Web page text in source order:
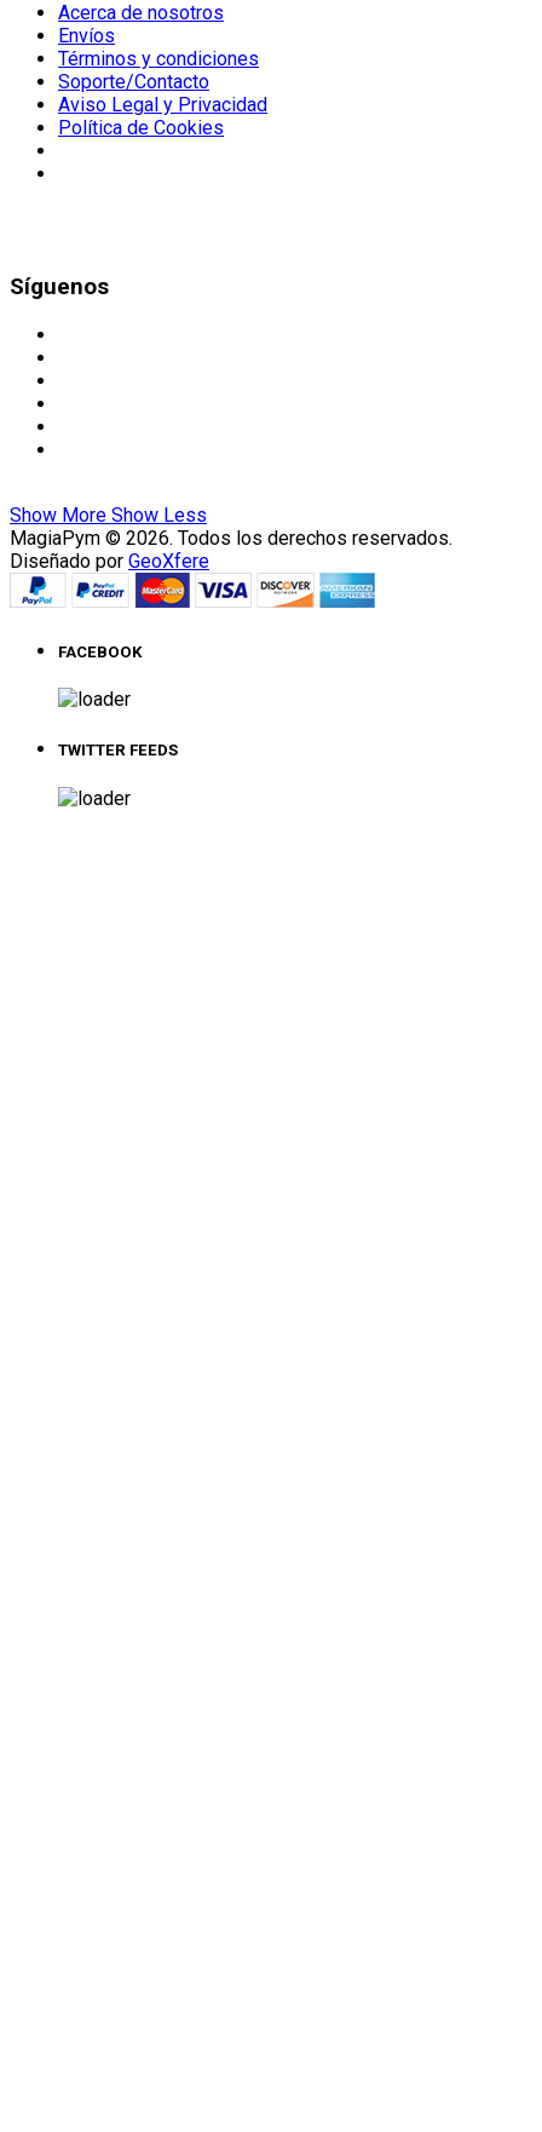
Acerca de nosotros
Envíos
Términos y condiciones
Soporte/Contacto
Aviso Legal y Privacidad
Política de Cookies
Síguenos
Show More Show Less
MagiaPym © 2026. Todos los derechos reservados.
Diseñado por GeoXfere
FACEBOOK
TWITTER FEEDS